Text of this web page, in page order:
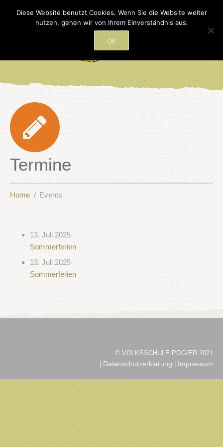
Termine
Home Events
13. Juli 2025
Sommerferien
13. Juli 2025
Sommerferien
© VOLKSSCHULE POGIER 2021
Datenschutzerklärung Impressum
Diese Website benutzt Cookies. Wenn Sie die Website weiter
nutzen, gehen wir von Ihrem Einverständnis aus.
OK